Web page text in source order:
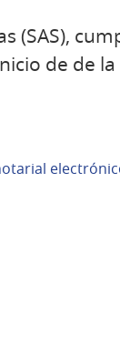
(SAS),
de de la